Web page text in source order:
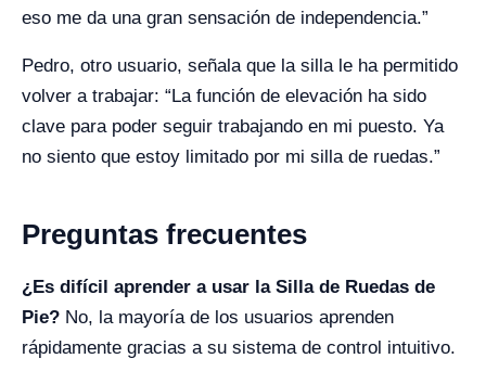
eso me da una gran sensación de independencia.”
Pedro, otro usuario, señala que la silla le ha permitido
volver a trabajar: “La función de elevación ha sido
clave para poder seguir trabajando en mi puesto. Ya
no siento que estoy limitado por mi silla de ruedas.”
Preguntas frecuentes
¿Es difícil aprender a usar la Silla de Ruedas de
Pie? No, la mayoría de los usuarios aprenden
rápidamente gracias a su sistema de control intuitivo.